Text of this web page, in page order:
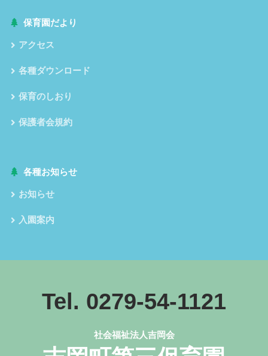
保育園だより
アクセス
各種ダウンロード
保育のしおり
保護者会規約
各種お知らせ
お知らせ
入園案内
Tel. 0279-54-1121
社会福祉法人吉岡会